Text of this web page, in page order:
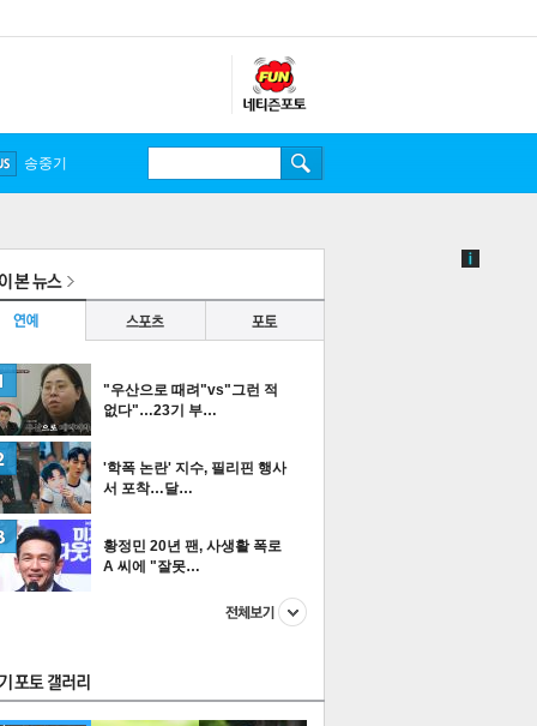
송중기
"우산으로 때려"vs"그런 적
없다"…23기 부…
'학폭 논란' 지수, 필리핀 행사
서 포착…달…
황정민 20년 팬, 사생활 폭로
A 씨에 "잘못…